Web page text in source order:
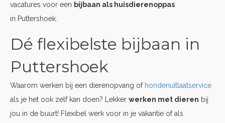
vacatures voor een bijbaan als huisdierenoppas
in Puttershoek.
Dé flexibelste bijbaan in
Puttershoek
Waarom werken bij een dierenopvang of hondenuitlaatservice
als je het ook zelf kan doen? Lekker werken met dieren bij
jou in de buurt! Flexibel werk voor in je vakantie of als